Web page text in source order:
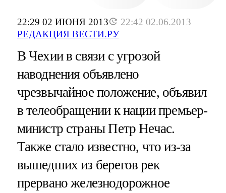
22:29 02 ИЮНЯ 2013
22:42 02.06.2013
РЕДАКЦИЯ ВЕСТИ.РУ
В Чехии в связи с угрозой
наводнения объявлено
чрезвычайное положение, объявил
в телеобращении к нации премьер-
министр страны Петр Нечас.
Также стало известно, что из-за
вышедших из берегов рек
прервано железнодорожное